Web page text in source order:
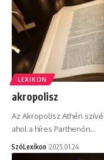
LEXIKON
akropolisz
Az Akropolisz Athén
ahol a híres Parthenón…
SzóLexikon 2025.01.24.